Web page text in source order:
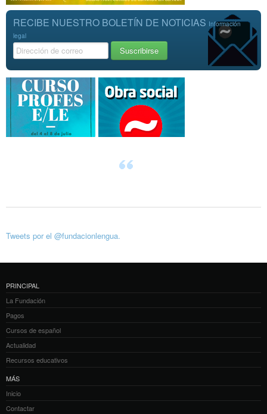
RECIBE NUESTRO BOLETÍN DE NOTICIAS Información
legal
Tweets por el @fundacionlengua.
PRINCIPAL
La Fundación
Pagos
Cursos de español
Actualidad
Recursos educativos
MÁS
Inicio
Contactar